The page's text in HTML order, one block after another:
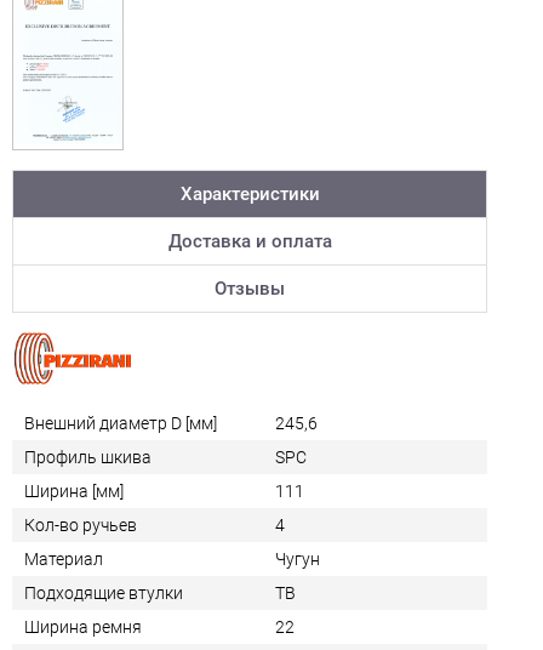
Характеристики
Доставка и оплата
Отзывы
Внешний диаметр D [мм]
245,6
Профиль шкива
SPC
Ширина [мм]
111
Кол-во ручьев
4
Материал
Чугун
Подходящие втулки
TB
Ширина ремня
22